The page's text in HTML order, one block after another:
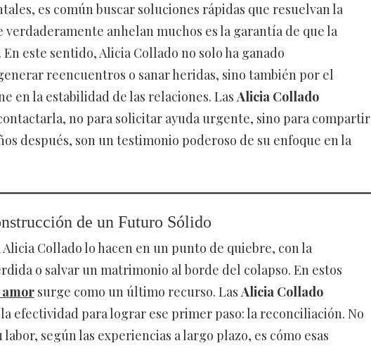
es común buscar soluciones rápidas que resuelvan la
anhelan muchos es la garantía de que la
este sentido, Alicia Collado no solo ha ganado
reencuentros o sanar heridas, sino también por el
en la estabilidad de las relaciones. Las Alicia Collado
no para solicitar ayuda urgente, sino para compartir
después, son un testimonio poderoso de su enfoque en la
de un Futuro Sólido
Collado lo hacen en un punto de quiebre, con la
o salvar un matrimonio al borde del colapso. En estos
surge como un último recurso. Las Alicia Collado
efectividad para lograr ese primer paso: la reconciliación. No
según las experiencias a largo plazo, es cómo esas